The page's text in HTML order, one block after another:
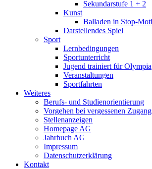
Sekundarstufe 1 + 2
Kunst
Balladen in Stop-
Darstellendes Spiel
Sport
Lernbedingungen
Sportunterricht
Jugend trainiert für Olympia
Veranstaltungen
Sportfahrten
Weiteres
Berufs- und Studienorientierung
Vorgehen bei vergessenen
Stellenanzeigen
Homepage AG
Jahrbuch AG
Impressum
Datenschutzerklärung
Kontakt